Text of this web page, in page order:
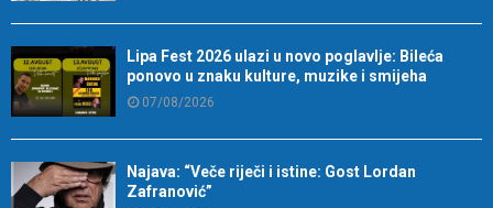
Lipa Fest 2026 ulazi u novo poglavlje: Bileća
ponovo u znaku kulture, muzike i smijeha
07/08/2026
Najava: “Veče riječi i istine: Gost Lordan
Zafranović”